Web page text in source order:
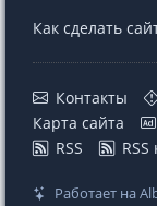
Как сделать
Контакты
Карта сайта
RSS
Работает на